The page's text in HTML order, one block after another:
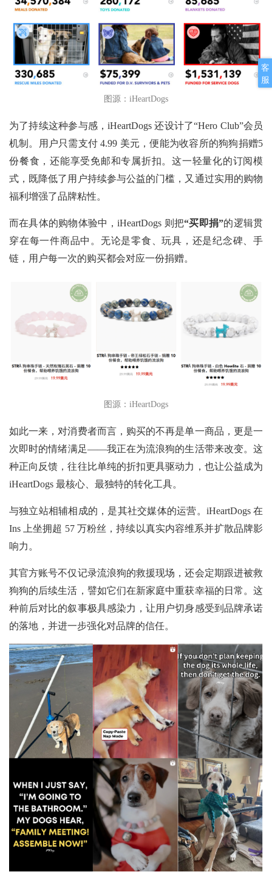
客
服
图源：iHeartDogs
为了持续这种参与感，iHeartDogs 还设计了“Hero Club”会员
机制。用户只需支付 4.99 美元，便能为收容所的狗狗捐赠5
份餐食，还能享受免邮和专属折扣。这一轻量化的订阅模
式，既降低了用户持续参与公益的门槛，又通过实用的购物
福利增强了品牌粘性。
而在具体的购物体验中，iHeartDogs 则把“买即捐”的逻辑贯
穿在每一件商品中。无论是零食、玩具，还是纪念碑、手
链，用户每一次的购买都会对应一份捐赠。
图源：iHeartDogs
如此一来，对消费者而言，购买的不再是单一商品，更是一
次即时的情绪满足——我正在为流浪狗的生活带来改变。这
种正向反馈，往往比单纯的折扣更具驱动力，也让公益成为
iHeartDogs 最核心、最独特的转化工具。
与独立站相辅相成的，是其社交媒体的运营。iHeartDogs 在
Ins 上坐拥超 57 万粉丝，持续以真实内容维系并扩散品牌影
响力。
其官方账号不仅记录流浪狗的救援现场，还会定期跟进被救
狗狗的后续生活，譬如它们在新家庭中重获幸福的日常。这
种前后对比的叙事极具感染力，让用户切身感受到品牌承诺
的落地，并进一步强化对品牌的信任。